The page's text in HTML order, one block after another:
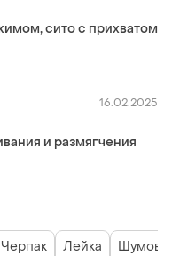
сито с прихватом
16.02.2025
и размягчения
Черпак Лейка